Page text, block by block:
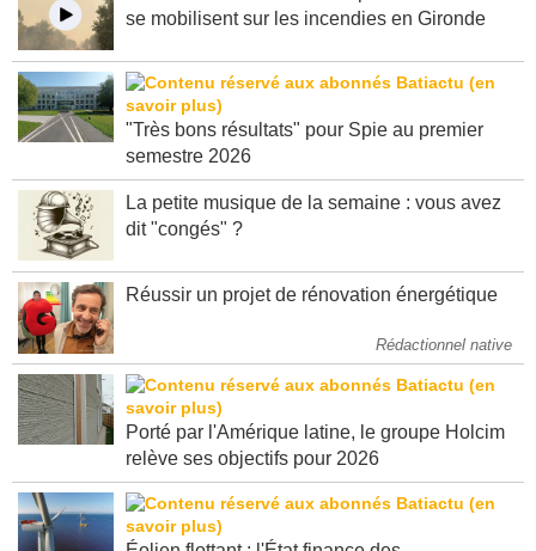
se mobilisent sur les incendies en Gironde
"Très bons résultats" pour Spie au premier
semestre 2026
La petite musique de la semaine : vous avez
dit "congés" ?
Réussir un projet de rénovation énergétique
Rédactionnel native
Porté par l'Amérique latine, le groupe Holcim
relève ses objectifs pour 2026